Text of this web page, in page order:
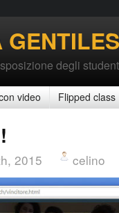
degli
video Flipped class
2015 celino